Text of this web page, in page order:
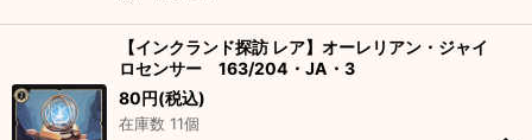
【インクランド探訪 レア】オーレリアン・ジャイ
ロセンサー 163/204・JA・3
80円(税込)
在庫数 11個